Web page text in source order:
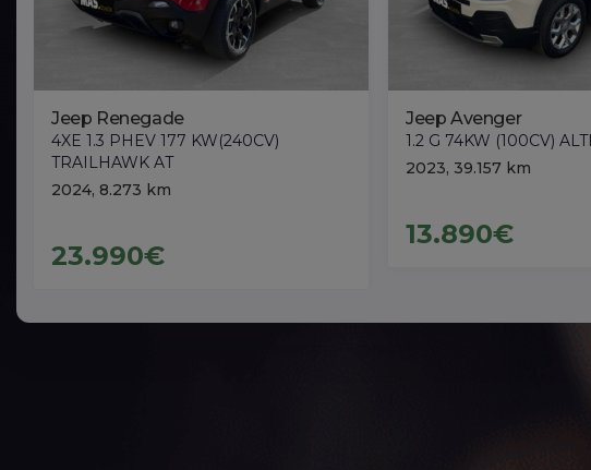
Jeep Renegade
4XE 1.3 PHEV 177 KW(240CV)
TRAILHAWK AT
2024, 8.273 km
23.990€
Jeep Avenger
1.2 G 74KW (100CV)
2023, 39.157 km
13.890€